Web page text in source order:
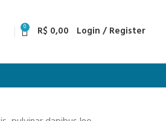
0 R$ 0,00 Login / Register